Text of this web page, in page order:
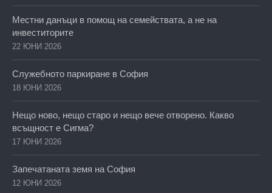
Местни данъци в помощ на семействата, а не на
инвеститорите
22 ЮНИ 2026
Служебното паркиране в София
18 ЮНИ 2026
Нещо ново, нещо старо и нещо вече отворено. Какво
всъщност е Сигма?
17 ЮНИ 2026
Запечатаната земя на София
12 ЮНИ 2026